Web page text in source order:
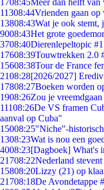
1708:45Meer dan helft van
11308:44Vrienden gaan op
13808:43Wat je ook
9008:43Het grote
3708:40Dierenlepeltopic
17608:39Touwtrekken 2.0
15608:38Tour de France
2108:28[2026/2027]
17808:27Boeken worden
1908:26Zou je
11108:26De VS framen
aanval op Cuba"
15008:25"Niche"-
1308:23Wat is nou een
4008:23[Dagboek] What's
21708:22Nederland
15808:20Lizzy (21) op
21708:18De Avondetappe